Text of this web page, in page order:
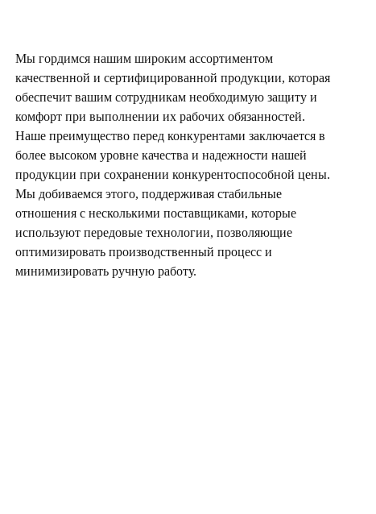
Мы гордимся нашим широким ассортиментом
качественной и сертифицированной продукции, которая
обеспечит вашим сотрудникам необходимую защиту и
комфорт при выполнении их рабочих обязанностей.
Наше преимущество перед конкурентами заключается в
более высоком уровне качества и надежности нашей
продукции при сохранении конкурентоспособной цены.
Мы добиваемся этого, поддерживая стабильные
отношения с несколькими поставщиками, которые
используют передовые технологии, позволяющие
оптимизировать производственный процесс и
минимизировать ручную работу.